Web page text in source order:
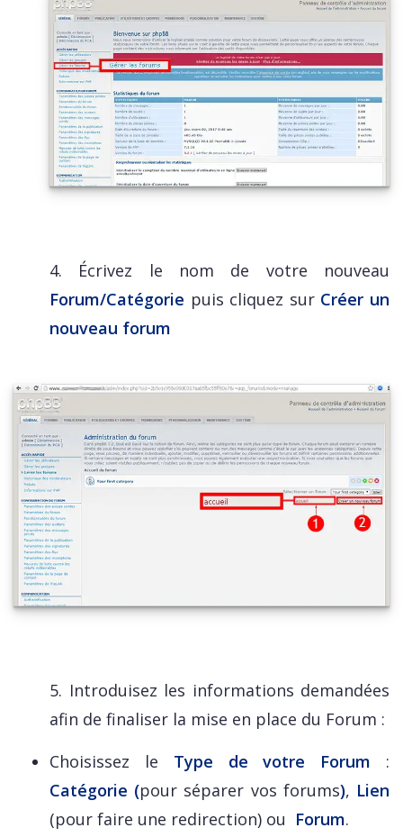
4. Écrivez le nom de votre nouveau
Forum/Catégorie puis cliquez sur Créer un
nouveau forum
5. Introduisez les informations demandées
afin de finaliser la mise en place du Forum :
Choisissez le Type de votre Forum :
Catégorie (pour séparer vos forums), Lien
(pour faire une redirection) ou Forum.